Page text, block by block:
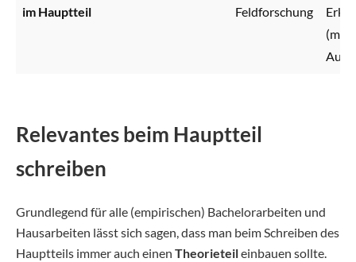
im Hauptteil
Feldforschung
Relevantes beim Hauptteil
schreiben
Grundlegend für alle (empirischen) Bachelorarbeiten und
Hausarbeiten lässt sich sagen, dass man beim Schreiben des
Hauptteils immer auch einen Theorieteileinbauen sollte.